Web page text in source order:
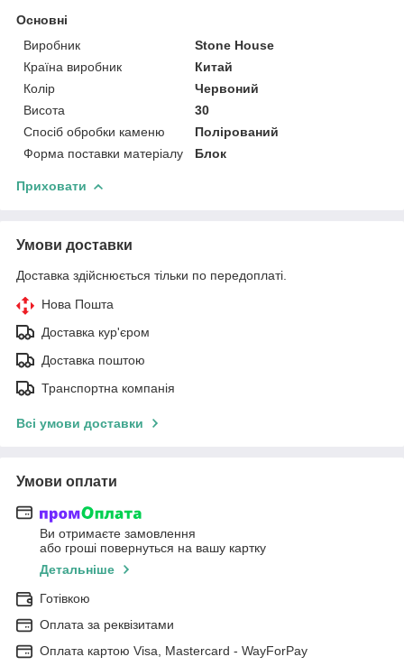
Основні
Виробник
Stone House
Країна виробник
Китай
Колір
Червоний
Висота
30
Спосіб обробки каменю
Полірований
Форма поставки матеріалу
Блок
Приховати
Умови доставки
Доставка здійснюється тільки по передоплаті.
Нова Пошта
Доставка кур'єром
Доставка поштою
Транспортна компанія
Всі умови доставки
Умови оплати
Ви отримаєте замовлення
або гроші повернуться на вашу картку
Детальніше
Готівкою
Оплата за реквізитами
Оплата картою Visa, Mastercard - WayForPay